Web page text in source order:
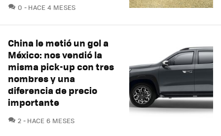
0 COMENTARIOS
HACE 4 MESES
China le metió un gol a
México: nos vendió la
misma pick-up con tres
nombres y una
diferencia de precio
importante
2 COMENTARIOS
HACE 6 MESES